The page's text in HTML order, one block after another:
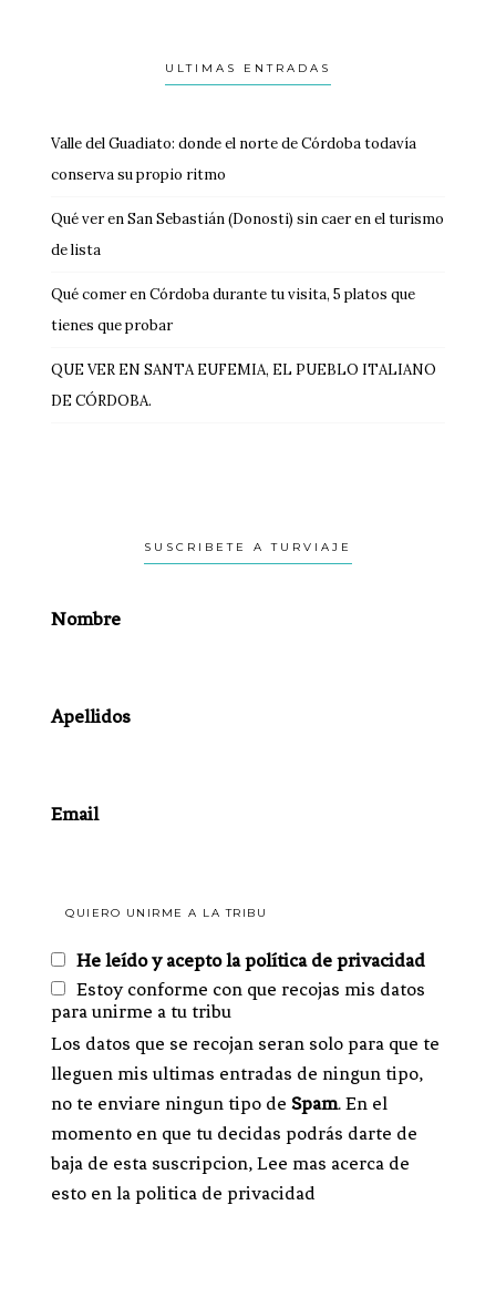
ULTIMAS ENTRADAS
Valle del Guadiato: donde el norte de Córdoba todavía
conserva su propio ritmo
Qué ver en San Sebastián (Donosti) sin caer en el turismo
de lista
Qué comer en Córdoba durante tu visita, 5 platos que
tienes que probar
QUE VER EN SANTA EUFEMIA, EL PUEBLO ITALIANO
DE CÓRDOBA.
SUSCRIBETE A TURVIAJE
Nombre
Apellidos
Email
He leído y acepto la política de privacidad
Estoy conforme con que recojas mis datos
para unirme a tu tribu
Los datos que se recojan seran solo para que te
lleguen mis ultimas entradas de ningun tipo,
no te enviare ningun tipo de Spam. En el
momento en que tu decidas podrás darte de
baja de esta suscripcion, Lee mas acerca de
esto en la politica de privacidad